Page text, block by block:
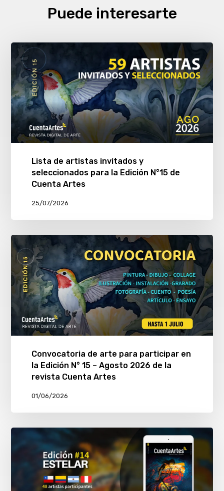
Puede interesarte
Lista de artistas invitados y
seleccionados para la Edición N°15 de
Cuenta Artes
25/07/2026
Convocatoria de arte para participar en
la Edición N° 15 – Agosto 2026 de la
revista Cuenta Artes
01/06/2026